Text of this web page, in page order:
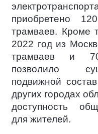
приобретено
трамваев. Кроме
2022 год из
трамваев и
позволило
подвижной
других городах
доступность
для жителей.